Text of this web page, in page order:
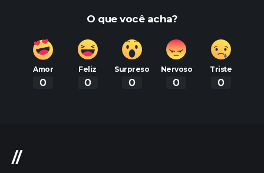
O que você acha?
Amor
0
Feliz
0
Surpreso
0
Nervoso
0
Triste
0
//